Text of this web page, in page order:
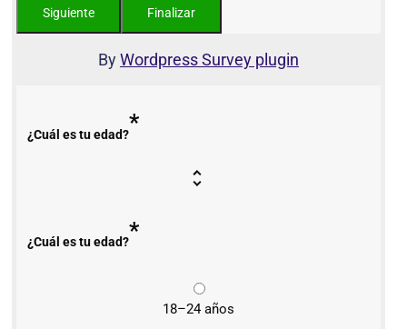
ByWordpress Survey plugin
¿Cuál es tu edad?*
¿Cuál es tu edad?*
18–24 años